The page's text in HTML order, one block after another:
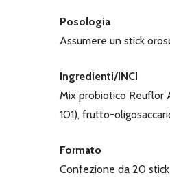
Posologia
Assumere un stick
Ingredienti/INCI
Mix probiotico Reuflor
101), frutto-
Formato
Confezione da 20